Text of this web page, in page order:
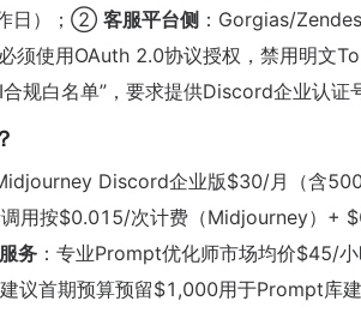
日）；② 客服平台侧 ：Gorgias/
必须使用OAuth 2.0协议授权，禁用明文
规白名单”，要求提供Discord企业认证
Discord企业版$30/月（含
用按$0.015/次计费（Midjourney）+
务 ：专业Prompt优化师市场均价$45/
议首期预算预留$1,000用于Prompt库建